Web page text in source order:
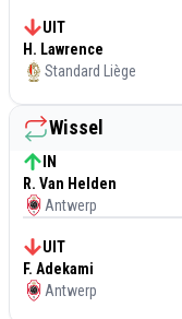
UIT
H. Lawrence
Standard Liège
Wissel
IN
R. Van Helden
Antwerp
UIT
F. Adekami
Antwerp